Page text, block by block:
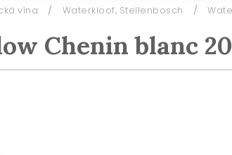
vína / Waterkloof, Stellenbosch /
Chenin blanc